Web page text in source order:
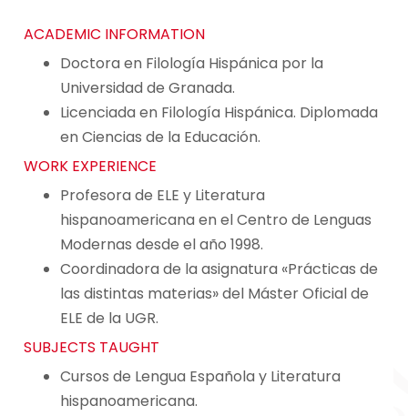
ACADEMIC INFORMATION
Doctora en Filología Hispánica por la
Universidad de Granada.
Licenciada en Filología Hispánica. Diplomada
en Ciencias de la Educación.
WORK EXPERIENCE
Profesora de ELE y Literatura
hispanoamericana en el Centro de Lenguas
Modernas desde el año 1998.
Coordinadora de la asignatura «Prácticas de
las distintas materias» del Máster Oficial de
ELE de la UGR.
SUBJECTS TAUGHT
Cursos de Lengua Española y Literatura
hispanoamericana.